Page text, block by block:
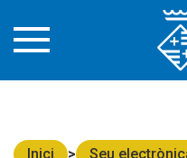
Inici
Seu